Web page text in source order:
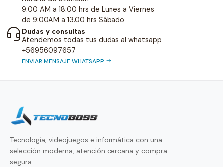
9:00 AM a 18:00 hrs de Lunes a Viernes
de 9:00AM a 13.00 hrs Sábado
Dudas y consultas
Atendemos todas tus dudas al whatsapp
+56956097657
ENVIAR MENSAJE WHATSAPP
Tecnología, videojuegos e informática con una
selección moderna, atención cercana y compra
segura.